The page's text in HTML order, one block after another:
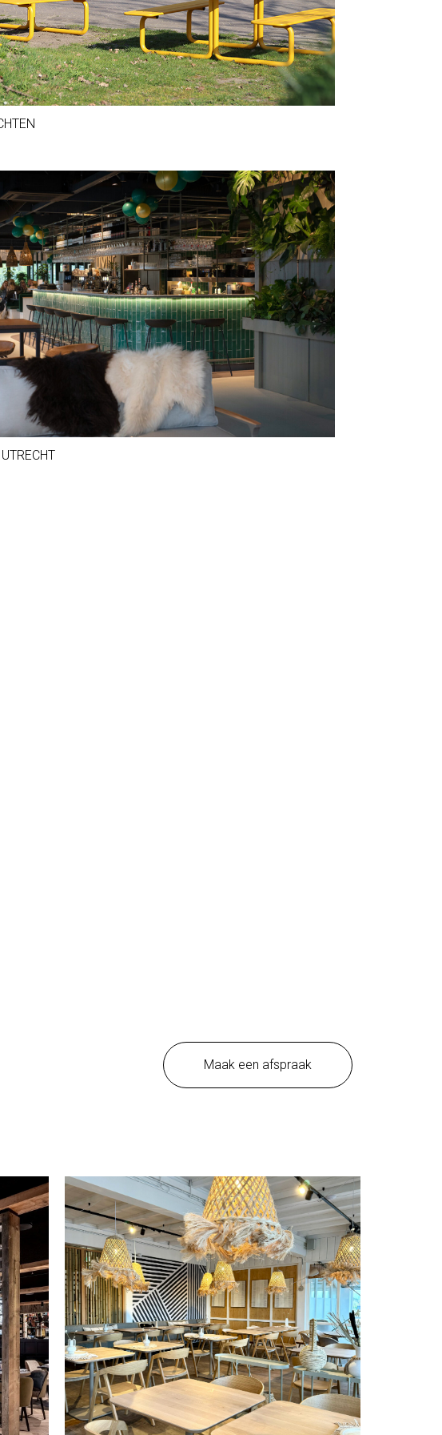
Maak een afspraak